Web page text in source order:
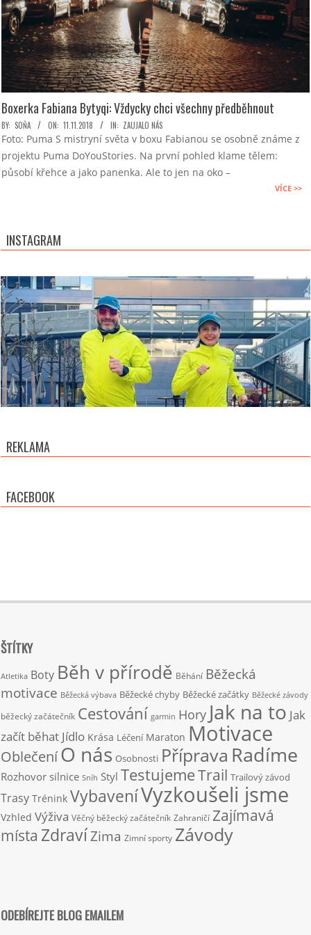
Boxerka Fabiana Bytyqi: Vždycky chci všechny předběhnout
2018-
11-
11
BY: SOŇA ON: 11.11.2018 IN: ZAUJALO NÁS
Foto: Puma S mistryní světa v boxu Fabianou se osobně známe z
projektu Puma DoYouStories. Na první pohled klame tělem:
působí křehce a jako panenka. Ale to jen na oko –
VÍCE >>
INSTAGRAM
REKLAMA
FACEBOOK
ŠTÍTKY
Atletika Boty Běh v přírodě Běhání Běžecká
motivace Běžecká výbava Běžecké chyby Běžecké začátky Běžecké závody
běžecký začátečník Cestování garmin Hory Jak na to Jak
začít běhat Jídlo Krása Léčení Maraton Motivace
OblečeníO nás Osobnosti Příprava Radíme
Rozhovor silnice Sníh Styl TestujemeTrail Trailový závod
Trasy Trénink VybaveníVyzkoušeli jsme
Vzhled Výživa Věčný běžecký začátečník Zahraničí Zajímavá
místa ZdravíZima Zimní sporty Závody
ODEBÍREJTE BLOG EMAILEM